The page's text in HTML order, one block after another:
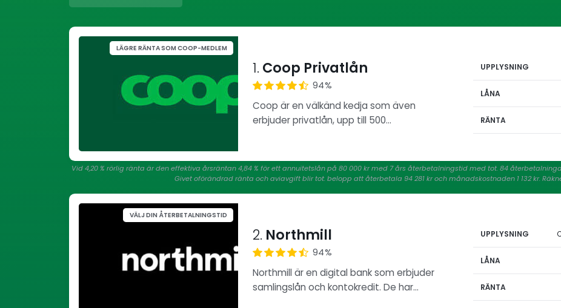
LÄGRE RÄNTA SOM COOP-MEDLEM
1. Coop Privatlån
94%
Coop är en välkänd kedja som även
erbjuder privatlån, upp till 500…
UPPLYSNING
LÅNA
RÄNTA
Vid 4,20 % rörlig ränta är den effektiva årsräntan 4,84 % för ett annuitetslån på 80 000 kr med 7 års återbetalningstid med tot. 84
Givet oförändrad ränta och aviavgift blir tot. belopp att återbetala 94 281 kr och månadskostnaden 1 132 kr.
VÄLJ DIN ÅTERBETALNINGSTID
2. Northmill
94%
Northmill är en digital bank som erbjuder
samlingslån och kontokredit. De har…
UPPLYSNING
LÅNA
RÄNTA